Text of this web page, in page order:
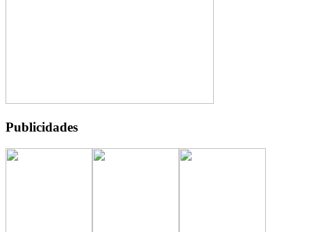
Publicidades